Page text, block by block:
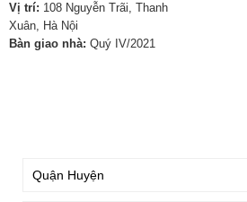
Vị trí: 108 Nguyễn Trãi, Thanh
Xuân, Hà Nội
Bàn giao nhà: Quý IV/2021